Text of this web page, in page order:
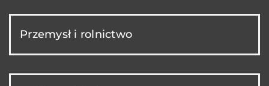
Przemysł i rolnictwo